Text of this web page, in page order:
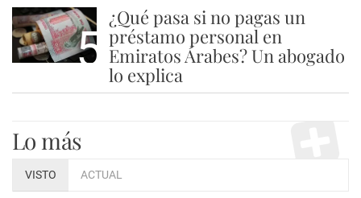
5
¿Qué pasa si no pagas un
préstamo personal en
Emiratos Árabes? Un abogado
lo explica
Lo más
VISTO ACTUAL